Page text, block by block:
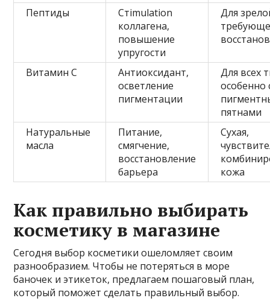
Пептиды
Стimulation
коллагена,
повышение
упругости
Для
Витамин С
Антиоксидант,
осветление
пигментации
Для всех
особенно
пятнами
Натуральные
масла
Питание,
смягчение,
восстановление
барьера
Сухая,
кожа
Как правильно выбирать
косметику в магазине
Сегодня выбор косметики ошеломляет своим
разнообразием. Чтобы не потеряться в море
баночек и этикеток, предлагаем пошаговый план,
который поможет сделать правильный выбор.